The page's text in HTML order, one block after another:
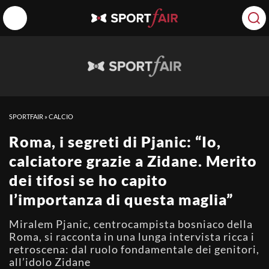
SPORTFAIR »CALCIO
Roma, i segreti di Pjanic: “Io,
calciatore grazie a Zidane. Merito
dei tifosi se ho capito
l’importanza di questa maglia”
Miralem Pjanic, centrocampista bosniaco della
Roma, si racconta in una lunga intervista ricca i
retroscena: dal ruolo fondamentale dei genitori,
all’idolo Zidane